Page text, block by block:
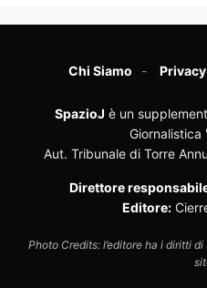
Chi Siamo
SpazioJ è un
Aut. Tribunale di Torre
Direttore
Editore:
Photo Credits: l’editore ha i diritti